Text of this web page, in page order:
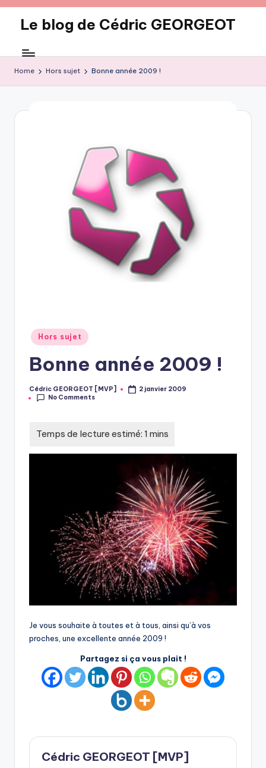
content
Le blog de Cédric GEORGEOT
Home Hors sujet Bonne année 2009 !
Posted
in
Hors sujet
Bonne année 2009 !
Posted
by
Cédric GEORGEOT [MVP]
2 janvier 2009
No Comments
Je vous souhaite à toutes et à tous, ainsi qu’à vos
proches, une excellente année 2009 !
Partagez si ça vous plait !
Cédric GEORGEOT [MVP]